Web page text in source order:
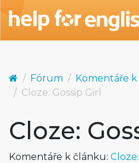
Fórum
Komentáře
Cloze: Gossip Girl
Cloze:
Komentáře k článku: